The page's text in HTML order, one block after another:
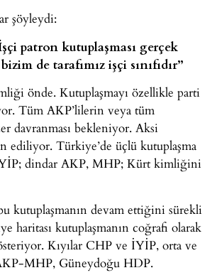
şöyleydi:
patron kutuplaşması gerçek
de tarafımız işçi sınıfıdır”
önde. Kutuplaşmayı özellikle parti
Tüm AKP’lilerin veya tüm
davranması bekleniyor. Aksi
ediliyor. Türkiye’de üçlü kutuplaşma
dindar AKP, MHP; Kürt kimliğini
kutuplaşmanın devam ettiğini sürekli
haritası kutuplaşmanın coğrafi olarak
Kıyılar CHP ve İYİP, orta ve
MHP, Güneydoğu HDP.